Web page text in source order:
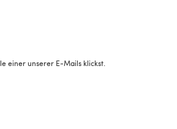
einer unserer E-Mails klickst.